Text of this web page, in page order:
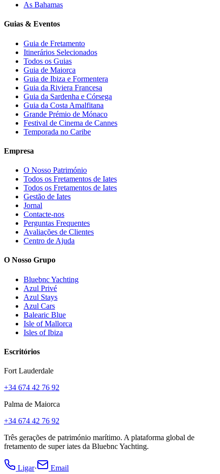
As Bahamas
Guias & Eventos
Guia de Fretamento
Itinerários Selecionados
Todos os Guias
Guia de Maiorca
Guia de Ibiza e Formentera
Guia da Riviera Francesa
Guia da Sardenha e Córsega
Guia da Costa Amalfitana
Grande Prémio de Mónaco
Festival de Cinema de Cannes
Temporada no Caribe
Empresa
O Nosso Património
Todos os Fretamentos de Iates
Todos os Fretamentos de Iates
Gestão de Iates
Jornal
Contacte-nos
Perguntas Frequentes
Avaliações de Clientes
Centro de Ajuda
O Nosso Grupo
Bluebnc Yachting
Azul Privé
Azul Stays
Azul Cars
Balearic Blue
Isle of Mallorca
Isles of Ibiza
Escritórios
Fort Lauderdale
+34 674 42 76 92
Palma de Maiorca
+34 674 42 76 92
Três gerações de património marítimo. A plataforma global de
fretamento de super iates da Bluebnc Yachting.
Ligar· Email